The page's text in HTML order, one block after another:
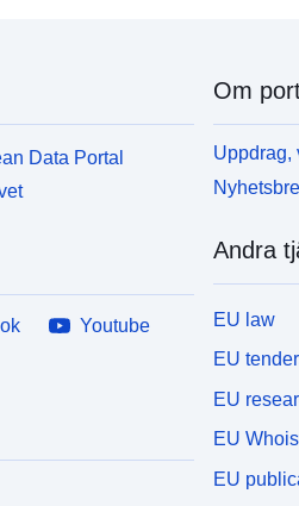
Data Portal
Youtube
Om
Uppdrag,
Andra
EU law
EU
EU
EU
EU